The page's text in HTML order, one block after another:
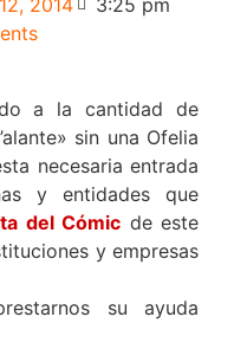
a la cantidad de
sin una Ofelia
necesaria entrada
y entidades que
del Cómic de este
y empresas
su ayuda